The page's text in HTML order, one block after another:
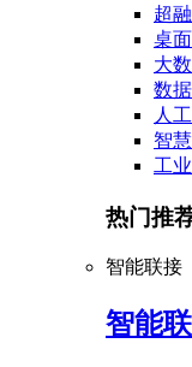
超
桌
大
数
人
智
工
热门推
智能联接
智能